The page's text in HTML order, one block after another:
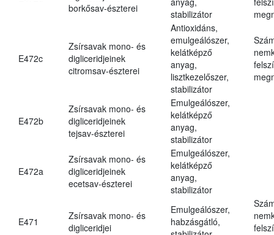
borkősav-észterei
stabilizátor
E472c
Zsírsavak mono- és
digliceridjeinek
citromsav-észterei
Antioxidáns,
emulgeálószer,
kelátképző
anyag,
lisztkezelőszer,
stabilizátor
E472b
Zsírsavak mono- és
digliceridjeinek
tejsav-észterei
Emulgeálószer,
kelátképző
anyag,
stabilizátor
E472a
Zsírsavak mono- és
digliceridjeinek
ecetsav-észterei
Emulgeálószer,
kelátképző
anyag,
stabilizátor
E471
Zsírsavak mono- és
digliceridjei
Emulgeálószer,
habzásgátló,